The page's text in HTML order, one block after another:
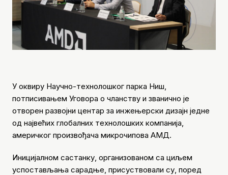
У оквиру Научно-технолошког парка Ниш,
потписивањем Уговора о чланству и званично је
отворен развојни центар за инжењерски дизајн једне
од највећих глобалних технолошких компанија,
америчког произвођача микрочипова АМД.
Иницијалном састанку, организованом са циљем
успостављања сарадње, присуствовали су, поред